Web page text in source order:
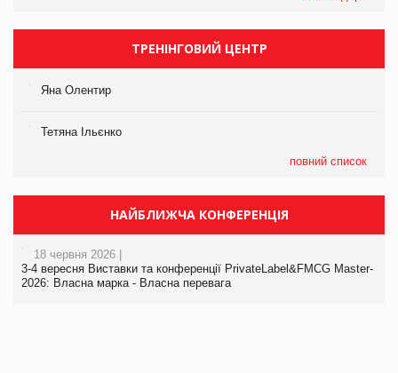
ТРЕНІНГОВИЙ ЦЕНТР
Яна Олентир
Тетяна Ільєнко
повний список
НАЙБЛИЖЧА КОНФЕРЕНЦІЯ
18 червня 2026 |
3-4 вересня Виставки та конференції PrivateLabel&FMCG Master-
2026: Власна марка - Власна перевага